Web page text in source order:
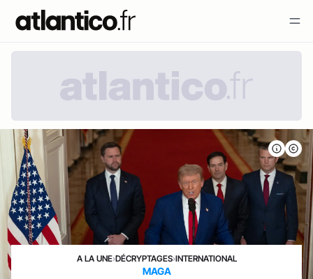
A LA UNE›DÉCRYPTAGES›INTERNATIONAL
MAGA